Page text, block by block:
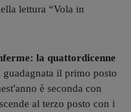
lettura “Vola in
la quattordicenne
guadagnata il primo posto
è seconda con
al terzo posto con i